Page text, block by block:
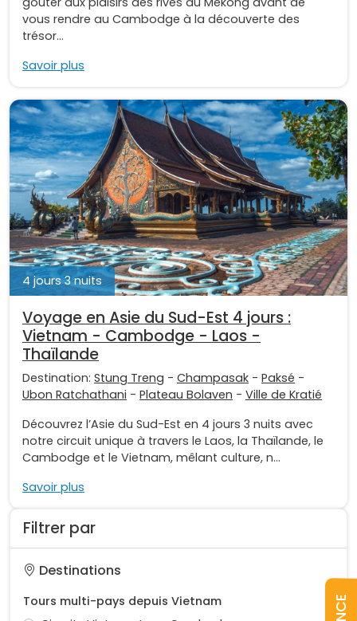
Filtrer par
Destinations
Tours multi-pays depuis Vietnam
vous rendre au Cambodge à la découverte des
trésor...
Savoir plus
4 jours 3 nuits
Voyage en Asie du Sud-Est 4 jours :
Vietnam - Cambodge - Laos -
Thaïlande
Destination: Stung Treng - Champasak - Paksé -
Ubon Ratchathani - Plateau Bolaven - Ville de Kratié
Découvrez l’Asie du Sud-Est en 4 jours 3 nuits avec
notre circuit unique à travers le Laos, la Thaïlande, le
Cambodge et le Vietnam, mêlant culture, n...
Savoir plus